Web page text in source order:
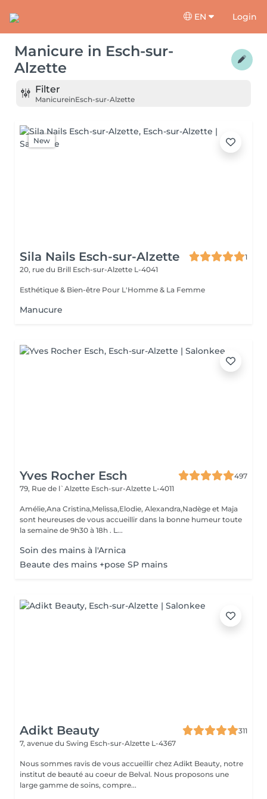
EN Login
Manicure in Esch-sur-
Alzette
Filter
ManicureinEsch-sur-Alzette
New
Sila Nails Esch-sur-Alzette
1
20, rue du Brill Esch-sur-Alzette L-4041
Esthétique & Bien-être Pour L'Homme & La Femme
Manucure
Yves Rocher Esch
497
79, Rue de l`Alzette Esch-sur-Alzette L-4011
Amélie,Ana Cristina,Melissa,Elodie, Alexandra,Nadège et Maja
sont heureuses de vous accueillir dans la bonne humeur toute
la semaine de 9h30 à 18h . L...
Soin des mains à l'Arnica
Beaute des mains +pose SP mains
Adikt Beauty
311
7, avenue du Swing Esch-sur-Alzette L-4367
Nous sommes ravis de vous accueillir chez Adikt Beauty, notre
institut de beauté au coeur de Belval. Nous proposons une
large gamme de soins, compre...